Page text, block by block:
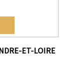
ET-LOIRE